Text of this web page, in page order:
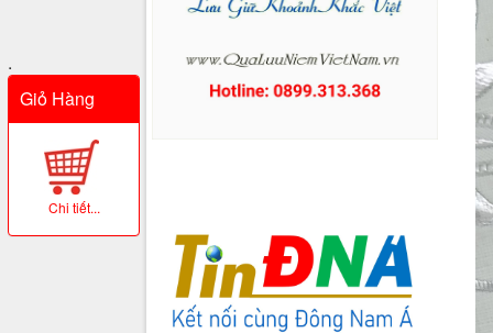
.
Giỏ Hàng
Chi tiết...